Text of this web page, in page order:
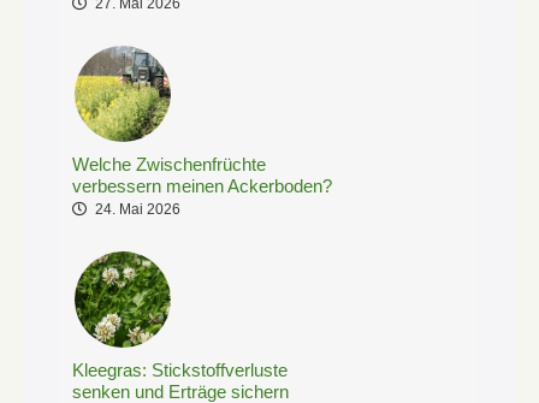
27. Mai 2026
Welche Zwischenfrüchte
verbessern meinen Ackerboden?
24. Mai 2026
Kleegras: Stickstoffverluste
senken und Erträge sichern